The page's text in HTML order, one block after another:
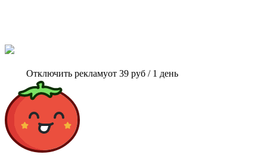
Отключить рекламуот 39 руб / 1 день